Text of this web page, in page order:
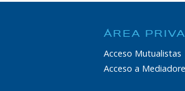
ÁREA
Acceso Mutualistas
Acceso a